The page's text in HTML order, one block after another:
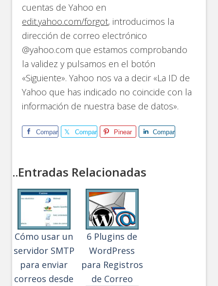
cuentas de Yahoo en
edit.yahoo.com/forgot, introducimos la
dirección de correo electrónico
@yahoo.com que estamos comprobando
la validez y pulsamos en el botón
«Siguiente». Yahoo nos va a decir «La ID de
Yahoo que has indicado no coincide con la
información de nuestra base de datos».
Comparte Comparte Pinear Comparte
..Entradas Relacionadas
Cómo usar un
servidor SMTP
para enviar
correos desde
6 Plugins de
WordPress
para Registros
de Correo